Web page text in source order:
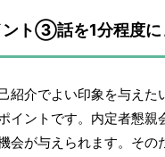
ント③話を1分程度に
紹介でよい印象を与えた
イントです。内定者懇親
会が与えられます。その